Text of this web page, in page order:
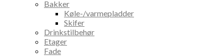
Bakker
Køle-/varmepladder
Skifer
Drinkstilbehør
Etager
Fade